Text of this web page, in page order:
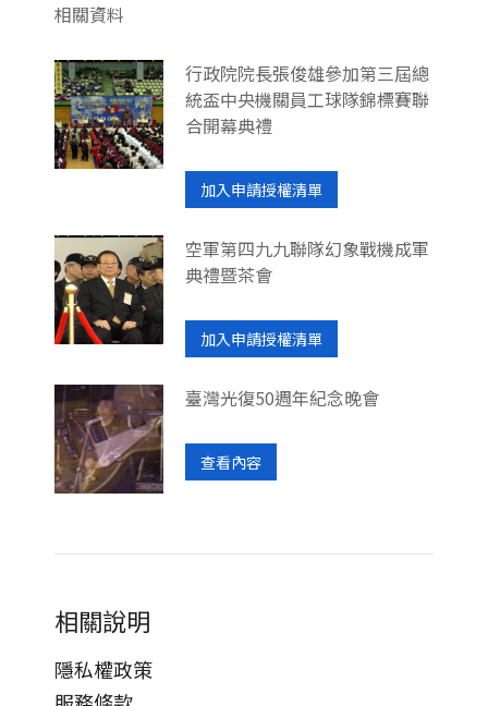
相關資料
行政院院長張俊雄參加第三屆總
統盃中央機關員工球隊錦標賽聯
合開幕典禮
加入申請授權清單
空軍第四九九聯隊幻象戰機成軍
典禮暨茶會
加入申請授權清單
臺灣光復50週年紀念晚會
查看內容
相關說明
隱私權政策